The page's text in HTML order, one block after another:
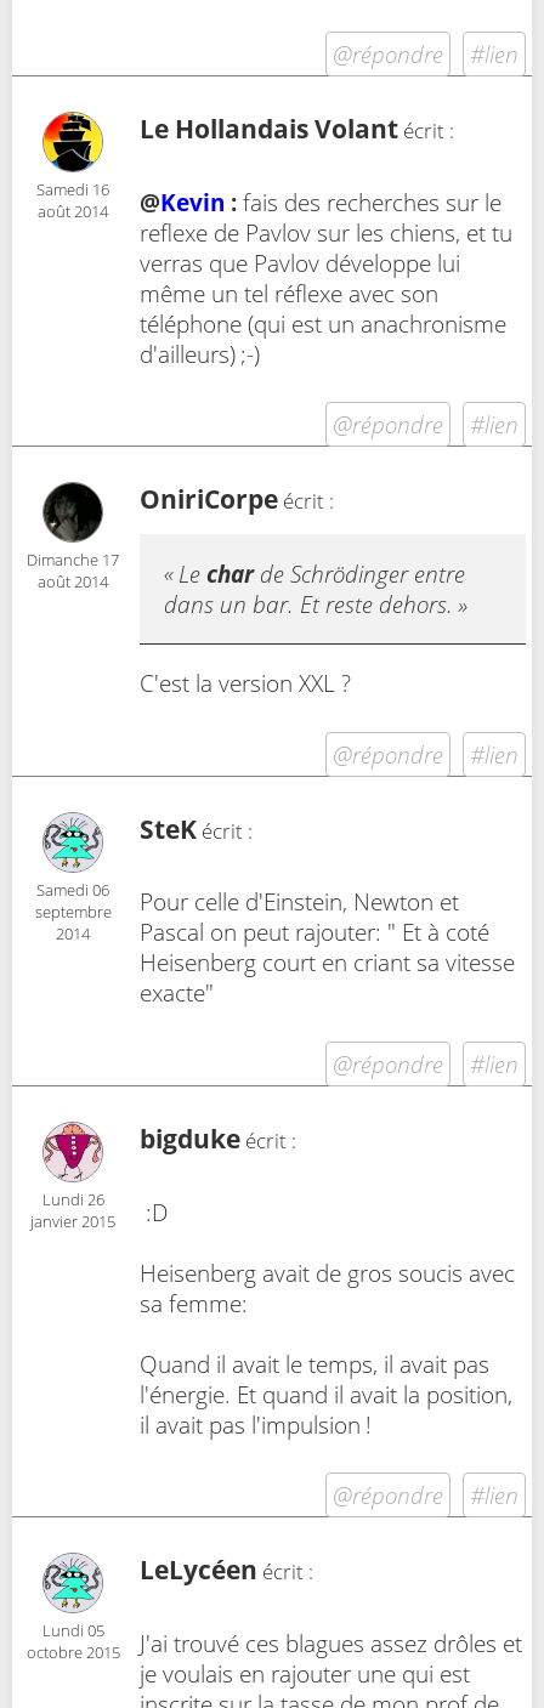
@répondre #lien
Samedi 16
août 2014
Le Hollandais Volant écrit :
@Kevin : fais des recherches sur le
reflexe de Pavlov sur les chiens, et tu
verras que Pavlov développe lui
même un tel réflexe avec son
téléphone (qui est un anachronisme
d'ailleurs) ;-)
@répondre #lien
Dimanche 17
août 2014
OniriCorpe écrit :
« Le charde Schrödinger entre
dans un bar. Et reste dehors. »
C'est la version XXL ?
@répondre #lien
Samedi 06
septembre
2014
SteK écrit :
Pour celle d'Einstein, Newton et
Pascal on peut rajouter: " Et à coté
Heisenberg court en criant sa vitesse
exacte"
@répondre #lien
Lundi 26
janvier 2015
bigduke écrit :
:D
Heisenberg avait de gros soucis avec
sa femme:
Quand il avait le temps, il avait pas
l'énergie. Et quand il avait la position,
il avait pas l'impulsion !
@répondre #lien
Lundi 05
octobre 2015
LeLycéen écrit :
J'ai trouvé ces blagues assez drôles et
je voulais en rajouter une qui est